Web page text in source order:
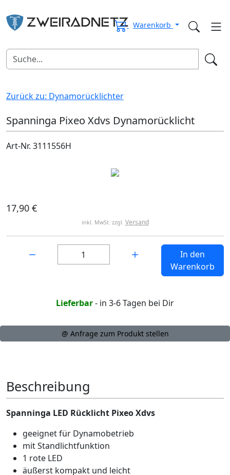
Warenkorb
Zurück zu: Dynamorücklichter
Spanninga Pixeo Xdvs Dynamorücklicht
Art-Nr. 3111556H
17,90 €
inkl. MwSt. zzgl. Versand
In den
Warenkorb
Lieferbar- in 3-6 Tagen bei Dir
@ Anfrage zum Produkt stellen
Beschreibung
Spanninga LED Rücklicht Pixeo Xdvs
geeignet für Dynamobetrieb
mit Standlichtfunktion
1 rote LED
äußerst kompakt und leicht